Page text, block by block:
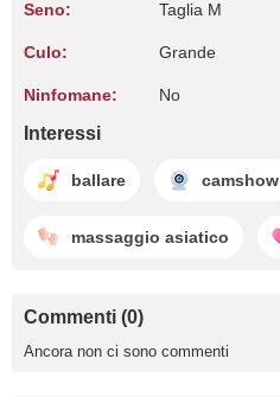
Seno: Taglia M
Culo: Grande
Ninfomane: No
Interessi
ballare camshow
massaggio asiatico
Commenti (0)
Ancora non ci sono commenti